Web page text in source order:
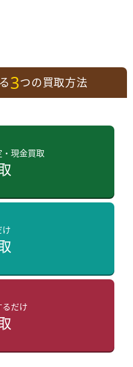
3つの買取方法
現金買取
け
だけ